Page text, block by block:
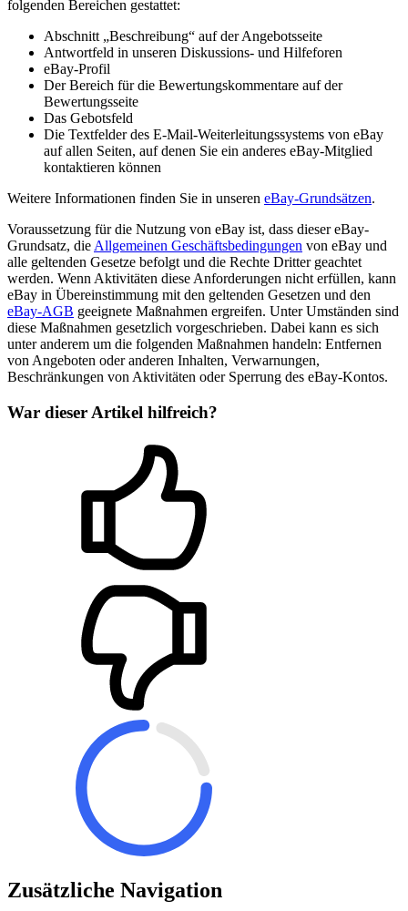
folgenden Bereichen gestattet:
Abschnitt „Beschreibung“ auf der Angebotsseite
Antwortfeld in unseren Diskussions- und Hilfeforen
eBay-Profil
Der Bereich für die Bewertungskommentare auf der
Bewertungsseite
Das Gebotsfeld
Die Textfelder des E-Mail-Weiterleitungssystems von eBay
auf allen Seiten, auf denen Sie ein anderes eBay-Mitglied
kontaktieren können
Weitere Informationen finden Sie in unseren eBay-Grundsätzen.
Voraussetzung für die Nutzung von eBay ist, dass dieser eBay-
Grundsatz, die Allgemeinen Geschäftsbedingungen von eBay und
alle geltenden Gesetze befolgt und die Rechte Dritter geachtet
werden. Wenn Aktivitäten diese Anforderungen nicht erfüllen, kann
eBay in Übereinstimmung mit den geltenden Gesetzen und den
eBay-AGB geeignete Maßnahmen ergreifen. Unter Umständen sind
diese Maßnahmen gesetzlich vorgeschrieben. Dabei kann es sich
unter anderem um die folgenden Maßnahmen handeln: Entfernen
von Angeboten oder anderen Inhalten, Verwarnungen,
Beschränkungen von Aktivitäten oder Sperrung des eBay-Kontos.
War dieser Artikel hilfreich?
Zusätzliche Navigation